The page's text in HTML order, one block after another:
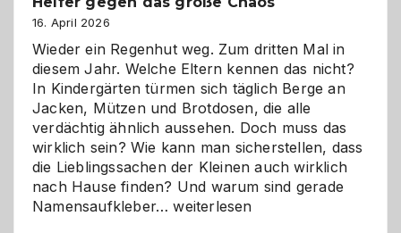
Wahl?
16. April 2026
Wieder ein Regenhut weg. Zum dritten Mal in
diesem Jahr. Welche Eltern kennen das nicht?
In Kindergärten türmen sich täglich Berge an
Jacken, Mützen und Brotdosen, die alle
verdächtig ähnlich aussehen. Doch muss das
wirklich sein? Wie kann man sicherstellen, dass
die Lieblingssachen der Kleinen auch wirklich
nach Hause finden? Und warum sind gerade
Namensaufkleber…Namensaufkleber
weiterlesen